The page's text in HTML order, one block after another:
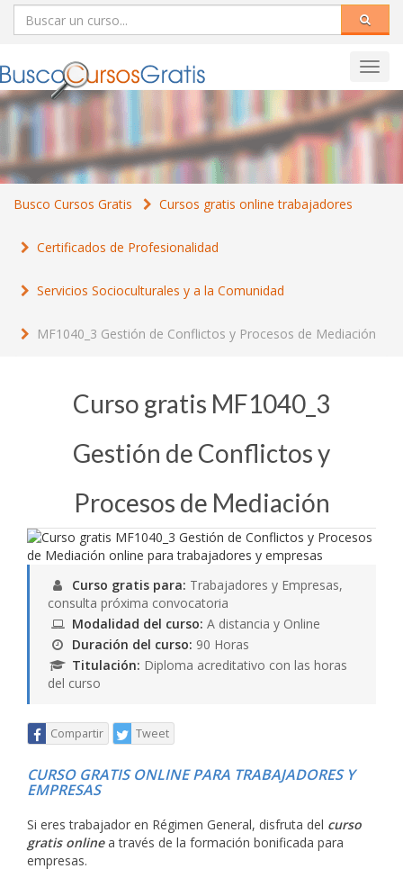
Busco Cursos Gratis Cursos gratis online trabajadores
Certificados de Profesionalidad
Servicios Socioculturales y a la Comunidad
MF1040_3 Gestión de Conflictos y Procesos de Mediación
Curso gratis MF1040_3
Gestión de Conflictos y
Procesos de Mediación
Curso gratis para: Trabajadores y Empresas,
consulta próxima convocatoria
Modalidad del curso: A distancia y Online
Duración del curso: 90 Horas
Titulación: Diploma acreditativo con las horas
del curso
Compartir Tweet
CURSO GRATIS ONLINE PARA TRABAJADORES Y
EMPRESAS
Si eres trabajador en Régimen General, disfruta del curso
gratis onlinea través de la formación bonificada para
empresas.